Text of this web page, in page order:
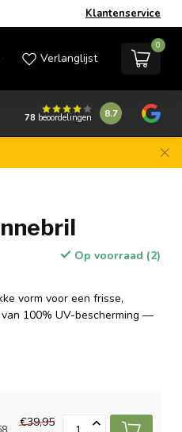
Klantenservice
Verlanglijst
0
78 beoordelingen 8.7
Op voorraad (2)
vorm voor een frisse,
100% UV-bescherming —
€39,95